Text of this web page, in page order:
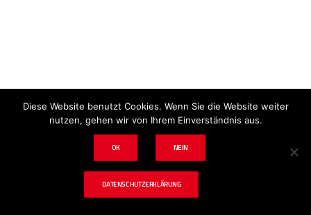
© 2024 tf. Schadenbeseitigung & Tischlerei
Diese Website benutzt Cookies. Wenn Sie die Website weiter
nutzen, gehen wir von Ihrem Einverständnis aus.
OK NEIN
DATENSCHUTZERKLÄRUNG